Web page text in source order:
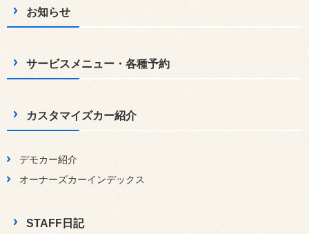
お知らせ
サービスメニュー・各種予約
カスタマイズカー紹介
デモカー紹介
オーナーズカーインデックス
STAFF日記